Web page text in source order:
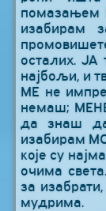
помазањем
изабирам
осталих.
најбољи, и
МЕ не
немаш;
да знаш
изабирам
које су
очима
за
мудрима.